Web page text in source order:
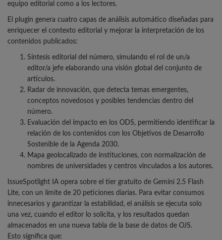
equipo editorial como a los lectores.
El plugin genera cuatro capas de análisis automático diseñadas para
enriquecer el contexto editorial y mejorar la interpretación de los
contenidos publicados:
Síntesis editorial del número, simulando el rol de un/a
editor/a jefe elaborando una visión global del conjunto de
artículos.
Radar de innovación, que detecta temas emergentes,
conceptos novedosos y posibles tendencias dentro del
número.
Evaluación del impacto en los ODS, permitiendo identificar la
relación de los contenidos con los Objetivos de Desarrollo
Sostenible de la Agenda 2030.
Mapa geolocalizado de instituciones, con normalización de
nombres de universidades y centros vinculados a los autores.
IssueSpotlight IA opera sobre el tier gratuito de Gemini 2.5 Flash
Lite, con un límite de 20 peticiones diarias. Para evitar consumos
innecesarios y garantizar la estabilidad, el análisis se ejecuta solo
una vez, cuando el editor lo solicita, y los resultados quedan
almacenados en una nueva tabla de la base de datos de OJS.
Esto significa que: